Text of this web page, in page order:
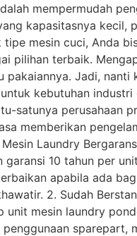
mempermudah
kapasitasnya
mesin cuci, Anda
pilihan terbaik.
pakaiannya. Jadi,
kebutuhan
satunya perusahaan
memberikan
Laundry
10 tahun per
apabila ada
2. Sudah
mesin laundry
sparepart,